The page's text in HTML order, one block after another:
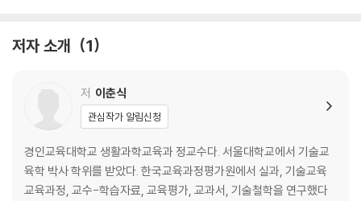
저자 소개 1
저 이춘식
관심작가 알림신청
경인교육대학교 생활과학교육과 정교수다. 서울대학교에서 기술교
육학 박사 학위를 받았다. 한국교육과정평가원에서 실과, 기술교육
교육과정, 교수-학습자료, 교육평가, 교과서, 기술철학을 연구했다